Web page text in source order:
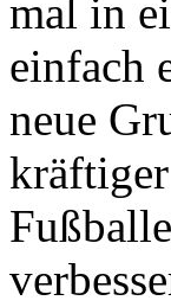
mal in
einfach
neue